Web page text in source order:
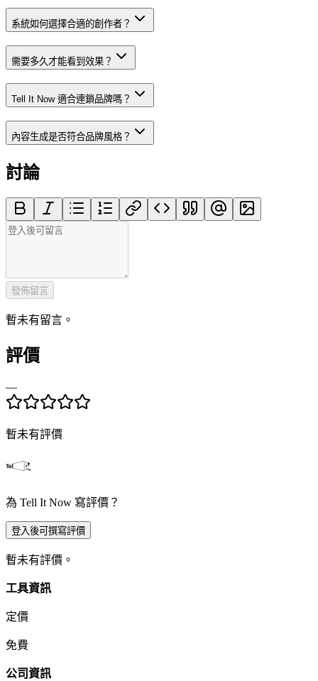
系統如何選擇合適的創作者？
需要多久才能看到效果？
Tell It Now 適合連鎖品牌嗎？
內容生成是否符合品牌風格？
討論
發佈留言
暫未有留言。
評價
—
暫未有評價
為 Tell It Now 寫評價？
登入後可撰寫評價
暫未有評價。
工具資訊
定價
免費
公司資訊